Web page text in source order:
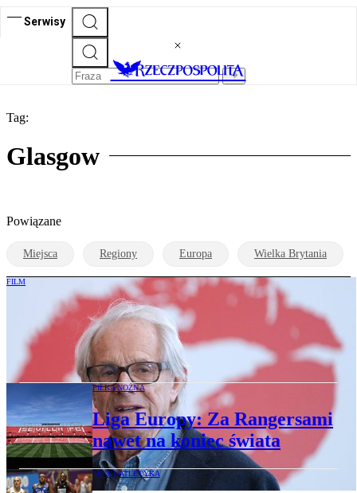
Serwisy
Tag:
Glasgow
Powiązane
Miejsca Regiony Europa Wielka Brytania
FILM
Solidarność’24: dawne ofiary Margaret
Thatcher pomagają syryjskim
uciekinierom
PIŁKA NOŻNA
Liga Europy: Za Rangersami
nawet na koniec świata
LEKKOATLETYKA